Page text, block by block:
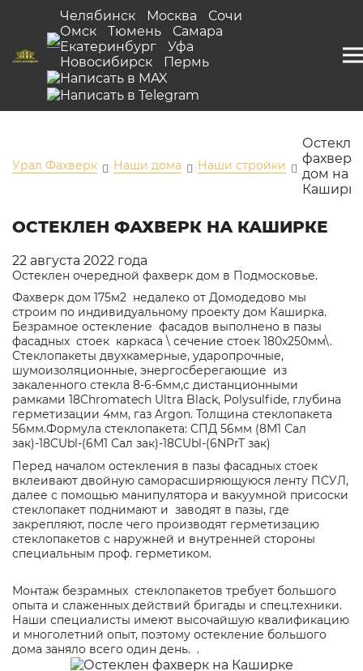
Челябинск Москва
Сочи
Омск
Тюмень
Самара
Екатеринбург
Уфа
Новосибирск
Пермь
Урал Фахверк Наши дома Наши стройки
фахверк
дом на
Каширке
ОСТЕКЛЕН ФАХВЕРК НА КАШИРКЕ
22 августа 2022 года
Остеклен очередной фахверк дом в Подмосковье.
Фахверк дом 175м2 недалеко от Домодедово мы
строим по индивидуальному проекту дом Каширка.
Безрамное остекление фасадов выполнено в пазы
фасадных стоек каркаса \ сечение стоек 180х250мм\.
Стеклопакеты двухкамерные, ударопрочные,
шумоизоляционные, энергосберегающие из
закаленного стекла 8-6-6мм,с дистанционными
рамками 18Chromatech Ultra Black, Polysulfide, глубина
герметизации 4мм, газ Argon. Толщина стеклопакета
56мм.Формула стеклопакета: СПД 56мм (8М1 Сал
зак)-18CUbl-(6М1 Сал зак)-18CUbl-(6NPrT зак)
Перед началом остекления в пазы фасадных стоек
вклеивают двойную саморасширяющуюся ленту ПСУЛ,
далее с помощью манипулятора и вакуумной присоски
стеклопакет поднимают и заводят в пазы, где
закрепляют, после чего производят герметизацию
стеклопакетов с наружней и внутренней стороны
специальным проф. герметиком.
Монтаж безрамных стеклопакетов требует большого
опыта и слаженных действий бригады и спец.техники.
Наши специалисты имеют высочайшую квалификацию
и многолетний опыт, поэтому остекление большого
дома заняло всего один день. .